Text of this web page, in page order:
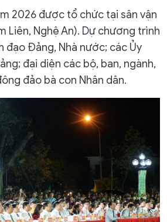
2026 được tổ chức tại sân vận
Liên, Nghệ An). Dự chương trình
đạo Đảng, Nhà nước; các Ủy
đại diện các bộ, ban, ngành,
đảo bà con Nhân dân.